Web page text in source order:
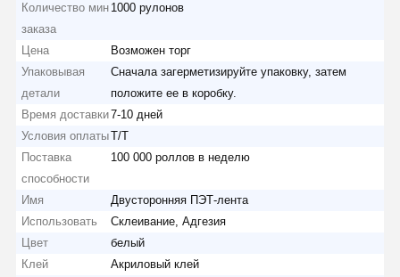
Количество мин
заказа
1000 рулонов
Цена
Возможен торг
Упаковывая
детали
Сначала загерметизируйте упаковку, затем
положите ее в коробку.
Время доставки7-10 дней
Условия оплатыТ/Т
Поставка
способности
100 000 роллов в неделю
Имя
Двусторонняя ПЭТ-лента
Использовать
Склеивание, Адгезия
Цвет
белый
Клей
Акриловый клей